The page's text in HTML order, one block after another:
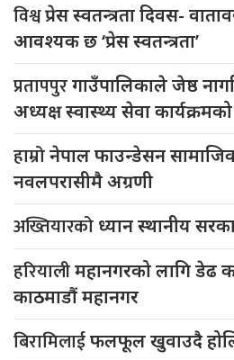
विश्वप्रेस स्वतन्त्रता दिवस-
आवश्यक छ ‘प्रेस स्वतन्त्रता’
प्रतापपुरगाउँपालिकाले जेष्ठ
अध्यक्ष स्वास्थ्य सेवा
हाम्रोनेपाल फाउन्डेसन
नवलपरासीमै अग्रणी
अख्तियारको ध्यान स्थानीय
हरियालीमहानगरको लागि डेढ
काठमाडौं महानगर
बिरामिलाईफलफूल खुवाउदै